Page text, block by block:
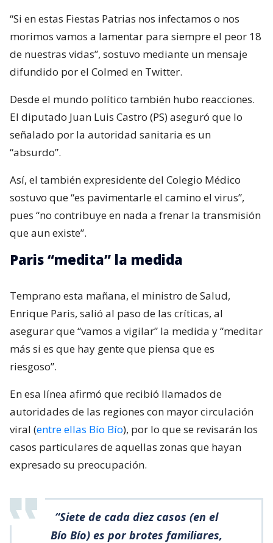
“Si en estas Fiestas Patrias nos infectamos o nos
morimos vamos a lamentar para siempre el peor 18
de nuestras vidas”, sostuvo mediante un mensaje
difundido por el Colmed en Twitter.
Desde el mundo político también hubo reacciones.
El diputado Juan Luis Castro (PS) aseguró que lo
señalado por la autoridad sanitaria es un
“absurdo”.
Así, el también expresidente del Colegio Médico
sostuvo que “es pavimentarle el camino el virus”,
pues “no contribuye en nada a frenar la transmisión
que aun existe”.
Paris “medita” la medida
Temprano esta mañana, el ministro de Salud,
Enrique Paris, salió al paso de las críticas, al
asegurar que “vamos a vigilar” la medida y “meditar
más si es que hay gente que piensa que es
riesgoso”.
En esa línea afirmó que recibió llamados de
autoridades de las regiones con mayor circulación
viral (entre ellas Bío Bío), por lo que se revisarán los
casos particulares de aquellas zonas que hayan
expresado su preocupación.
“Siete de cada diez casos (en el
Bío Bío) es por brotes familiares,